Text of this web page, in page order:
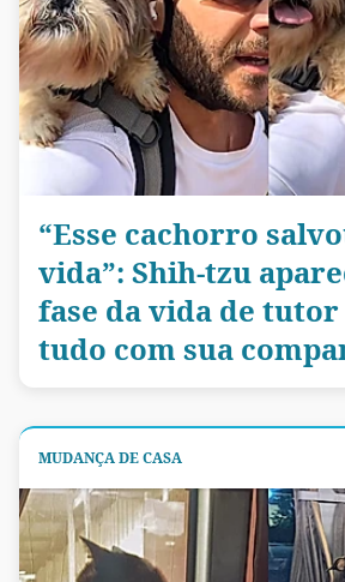
“Esse cachorro
vida”: Shih-tzu
fase da vida de
tudo com sua
MUDANÇA DE CASA